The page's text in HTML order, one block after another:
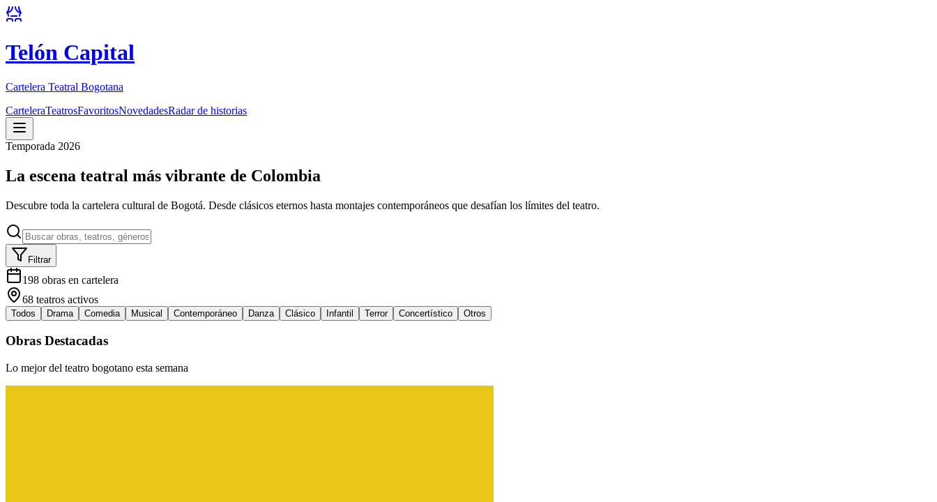
Telón Capital
Cartelera Teatral Bogotana
CarteleraTeatrosFavoritosNovedadesRadar de historias
Temporada 2026
La escena teatral más vibrante de Colombia
Descubre toda la cartelera cultural de Bogotá. Desde clásicos eternos hasta montajes contemporáneos que desafían los límites del teatro.
Filtrar
198 obras en cartelera
68 teatros activos
Todos Drama Comedia Musical Contemporáneo Danza Clásico Infantil Terror Concertístico Otros
Obras Destacadas
Lo mejor del teatro bogotano esta semana